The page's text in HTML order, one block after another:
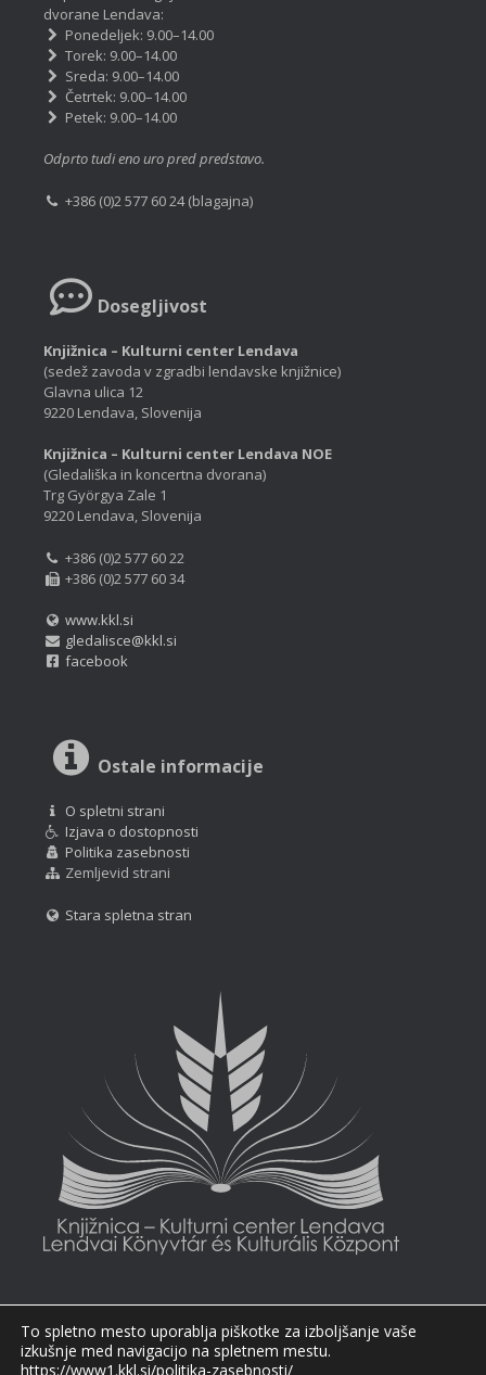
dvorane Lendava:
Ponedeljek: 9.00–14.00
Torek: 9.00–14.00
Sreda: 9.00–14.00
Četrtek: 9.00–14.00
Petek: 9.00–14.00
Odprto tudi eno uro pred predstavo.
+386 (0)2 577 60 24 (blagajna)
Dosegljivost
Knjižnica – Kulturni center Lendava
(sedež zavoda v zgradbi lendavske knjižnice)
Glavna ulica 12
9220 Lendava, Slovenija
Knjižnica – Kulturni center Lendava NOE
(Gledališka in koncertna dvorana)
Trg Györgya Zale 1
9220 Lendava, Slovenija
+386 (0)2 577 60 22
+386 (0)2 577 60 34
www.kkl.si
gledalisce@kkl.si
facebook
Ostale informacije
O spletni strani
Izjava o dostopnosti
Politika zasebnosti
Zemljevid strani
Stara spletna stran
To spletno mesto uporablja piškotke za izboljšanje vaše
izkušnje med navigacijo na spletnem mestu.
https://www1.kkl.si/politika-zasebnosti/